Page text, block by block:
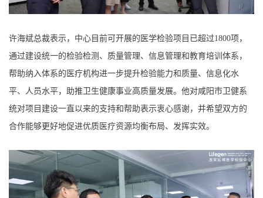
许海斌总裁表示，中心目前可开展的医学检验项目已超过1800项，
通过建设统一的检验检测、质量管理、信息管理和教育培训体系，
帮助纳入体系的医疗机构进一步提升检验能力和质量、信息化水
平、人员水平，助推卫生健康事业高质量发展。他对咸阳市卫健系
统对项目建设一直以来的支持和帮助表示衷心感谢，并希望双方的
合作能够更好地促进优质医疗资源均衡布局、发挥实效。